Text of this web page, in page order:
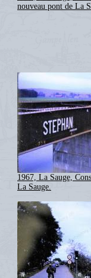
nouveau pont de La
1967, La Sauge,
La Sauge.